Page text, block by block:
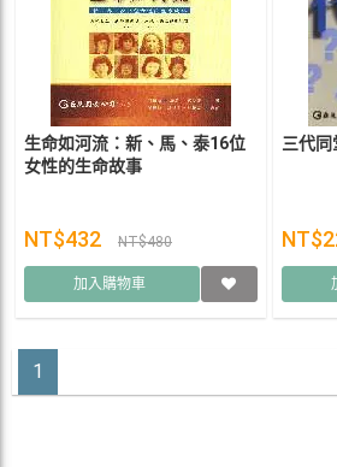
生命如河流：新、馬、泰16位
女性的生命故事
NT$432 NT$480
加入購物車
三代同
1